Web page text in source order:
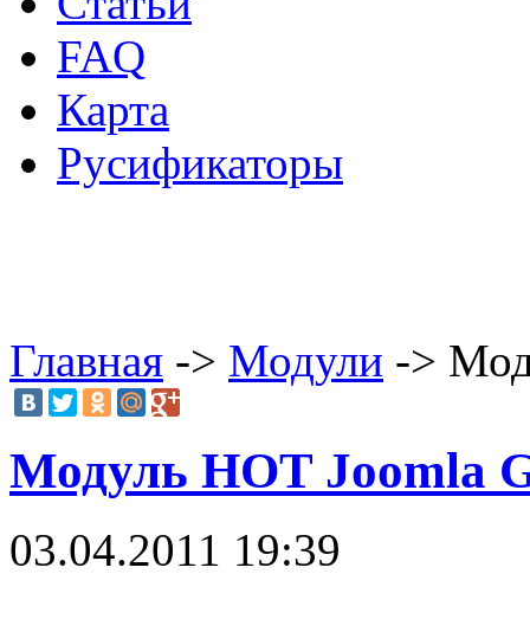
FAQ
Карта
Русификаторы
Главная -> Модули ->
Модуль HOT Joomla
03.04.2011 19:39